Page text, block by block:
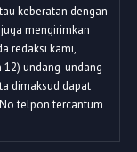
keberatan dengan
mengirimkan
redaksi kami,
undang-undang
dimaksud dapat
telpon tercantum